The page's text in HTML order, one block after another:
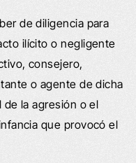
de diligencia para
ilícito o negligente
consejero,
o agente de dicha
la agresión o el
que provocó el